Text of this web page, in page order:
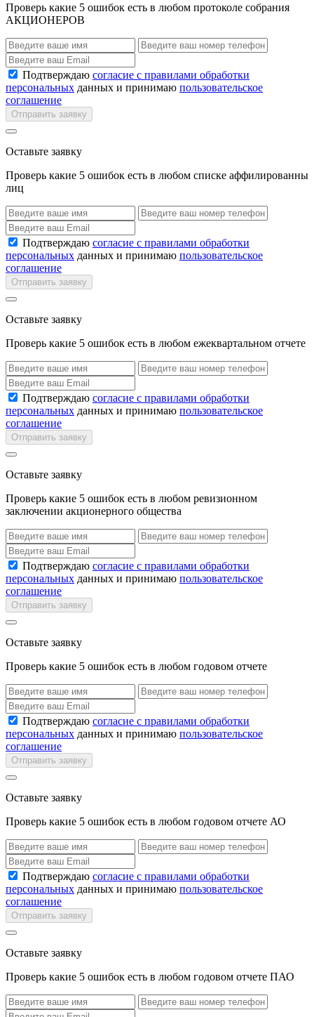
Проверь какие 5 ошибок есть в любом протоколе собрания
АКЦИОНЕРОВ
Подтверждаю согласие с правилами обработки
персональных данных и принимаю пользовательское
соглашение
Отправить заявку
Оставьте заявку
Проверь какие 5 ошибок есть в любом списке аффилированны
лиц
Подтверждаю согласие с правилами обработки
персональных данных и принимаю пользовательское
соглашение
Отправить заявку
Оставьте заявку
Проверь какие 5 ошибок есть в любом ежеквартальном отчете
Подтверждаю согласие с правилами обработки
персональных данных и принимаю пользовательское
соглашение
Отправить заявку
Оставьте заявку
Проверь какие 5 ошибок есть в любом ревизионном
заключении акционерного общества
Подтверждаю согласие с правилами обработки
персональных данных и принимаю пользовательское
соглашение
Отправить заявку
Оставьте заявку
Проверь какие 5 ошибок есть в любом годовом отчете
Подтверждаю согласие с правилами обработки
персональных данных и принимаю пользовательское
соглашение
Отправить заявку
Оставьте заявку
Проверь какие 5 ошибок есть в любом годовом отчете АО
Подтверждаю согласие с правилами обработки
персональных данных и принимаю пользовательское
соглашение
Отправить заявку
Оставьте заявку
Проверь какие 5 ошибок есть в любом годовом отчете ПАО